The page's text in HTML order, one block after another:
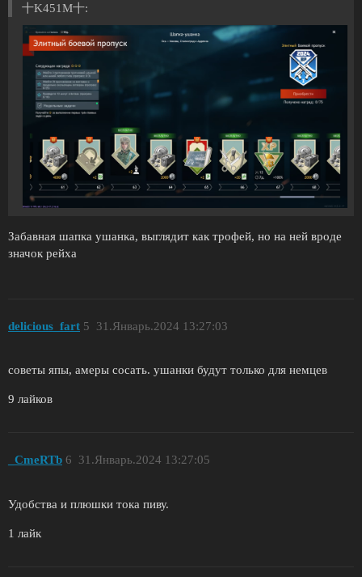
十K451M十:
Забавная шапка ушанка, выглядит как трофей, но на ней вроде
значок рейха
dеlіcіous_fаrt 31.Январь.2024 13:27:03
5
советы япы, амеры сосать. ушанки будут только для немцев
9 лайков
_CmeRTb 31.Январь.2024 13:27:05
6
Удобства и плюшки тока пиву.
1 лайк